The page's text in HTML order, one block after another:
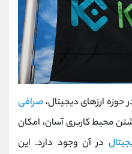
ارزهای دیجیتال، صرافی
محیط کاربری آسان، امکان
در آن وجود دارد. این